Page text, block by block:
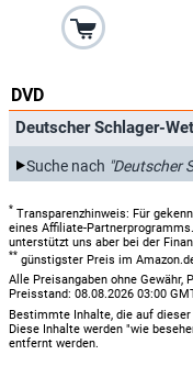
DVD
Deutscher Schlager-
Suche nach "Deutscher
* Transparenzhinweis: Für
eines Affiliate-
unterstützt uns aber bei der
** günstigster Preis im
Alle Preisangaben ohne Gewähr,
Preisstand: 08.08.2026 03:00
Bestimmte Inhalte, die auf
Diese Inhalte werden "wie
entfernt werden.